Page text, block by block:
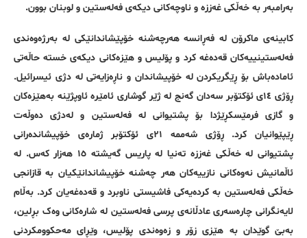
بەرامبەر بە خەڵکی غەززە و ناوچەکانی دیکەی فەلەستین و لوبنان بوون.
کابینەی ماکرۆن لە فەڕانسە هەرچەشنە خۆپێشاندانێکی لە بەرژەوەندی
فەلەستینییەکان قەدەغە کرد و پۆلیس و هێزەکانی دیکەی خستە حاڵەتی
ئامادەباش بۆ ڕێگریکردن لە خۆپیشاندان و ناڕەزایەتی لە دژی ئیسرائیل.
ڕۆژی ١٤ی ئۆکتۆبر سەدان گەنج لە ژێر گوشاری ئامێرە ئاوپژێنە بەهێزەکان
و گازی فرمێسکڕێژدا بۆ پشتیوانی لە فەلەستین و لەدژی دەوڵەت
ڕێپێوانیان کرد. ڕۆژی شەممە ٢١ی ئۆکتۆبر ژمارەی خۆپیشاندەرانی
پشتیوانی لە خەڵکی غەززە تەنیا لە پاریس گەیشتە ١٥ هەزار کەس. لە
ئاڵمانیش نەوەکانی نازییەکان هەر چەشنە خۆپیشاندانێکیان بە قازانجی
خەڵکی فەلەستین بە کردەیەکی فاشیستی ناوبرد و قەدەغەیان کرد. بەڵام
لایەنگرانی چارەسەری عادڵانەی پرسی فەلەستین لە شارەکانی وەک بڕلین،
بەبێ گوێدان بە هێزی زۆر و زەوەندی پۆلیس، وێڕای مەحکوومکردنی